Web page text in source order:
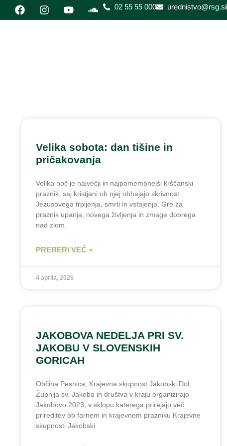
02 55 55 000 urednistvo@rsg.si
Velika sobota: dan tišine in
pričakovanja
Velika noč je največji in najpomembnejši krščanski
praznik, saj kristjani ob njej obhajajo skrivnost
Jezusovega trpljenja, smrti in vstajenja. Gre za
praznik upanja, novega življenja in zmage dobrega
nad zlom.
PREBERI VEČ »
4 aprila, 2026
JAKOBOVA NEDELJA PRI SV.
JAKOBU V SLOVENSKIH
GORICAH
Občina Pesnica, Krajevna skupnost Jakobski Dol,
Župnija sv. Jakoba in društva v kraju organizirajo
Jakobovo 2023, v sklopu katerega prirejajo več
prireditev ob farnem in krajevnem prazniku Krajevne
skupnosti Jakobski